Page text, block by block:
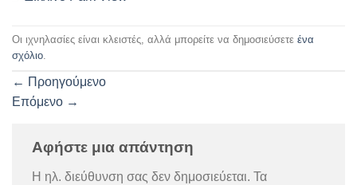
Οι ιχνηλασίες είναι κλειστές, αλλά μπορείτε να δημοσιεύσετε ένα
σχόλιο
← Προηγούμενο
Επόμενο →
Αφήστε μια απάντηση
Η ηλ. διεύθυνση σας δεν δημοσιεύεται. Τα